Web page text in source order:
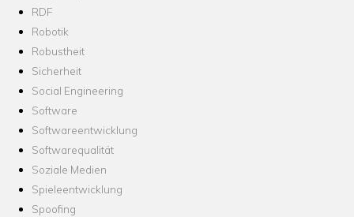
RDF
Robotik
Robustheit
Sicherheit
Social Engineering
Software
Softwareentwicklung
Softwarequalität
Soziale Medien
Spieleentwicklung
Spoofing